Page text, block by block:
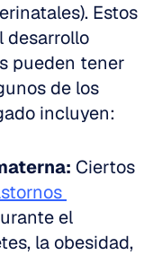
Estos
desarrollo
pueden tener
de los
incluyen:
Ciertos
el
la obesidad,